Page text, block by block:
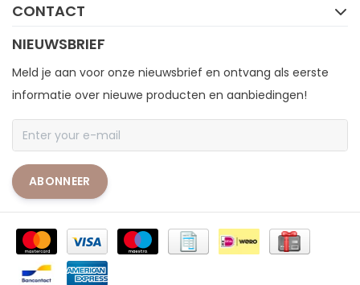
CONTACT
NIEUWSBRIEF
Meld je aan voor onze nieuwsbrief en ontvang als eerste
informatie over nieuwe producten en aanbiedingen!
ABONNEER